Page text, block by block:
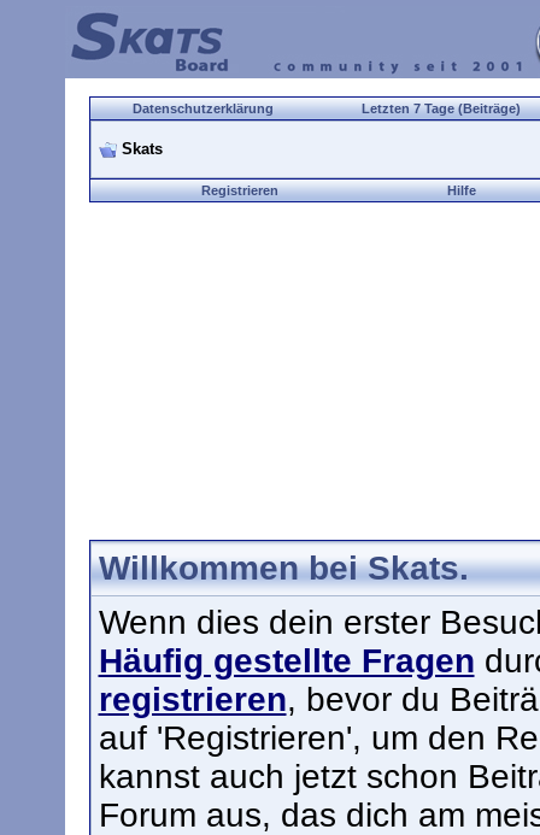
Datenschutzerklärung Letzten 7 Tage (Beiträge)
Skats
Registrieren Hilfe
Willkommen bei Skats.
Wenn dies dein erster
Häufig gestellte Fragen
registrieren, bevor du
auf 'Registrieren', um den
kannst auch jetzt schon
Forum aus, das dich am